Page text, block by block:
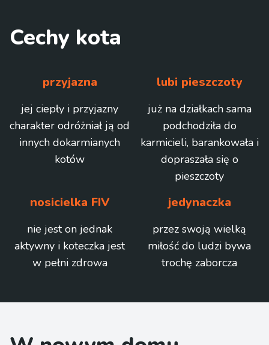
Cechy kota
przyjazna
jej ciepły i przyjazny
charakter odróżniał ją od
innych dokarmianych
kotów
lubi pieszczoty
już na działkach sama
podchodziła do
karmicieli, barankowała i
dopraszała się o
pieszczoty
nosicielka FIV
nie jest on jednak
aktywny i koteczka jest
w pełni zdrowa
jedynaczka
przez swoją wielką
miłość do ludzi bywa
trochę zaborcza